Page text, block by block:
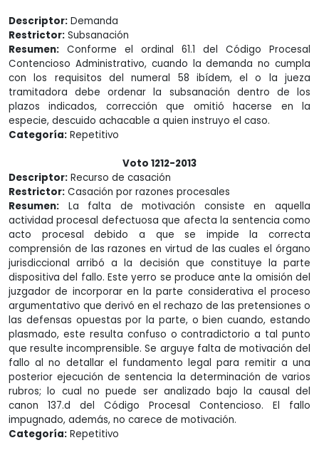
Descriptor: Demanda
Restrictor: Subsanación
Resumen: Conforme el ordinal 61.1 del Código Procesal
Contencioso Administrativo, cuando la demanda no cumpla
con los requisitos del numeral 58 ibídem, el o la jueza
tramitadora debe ordenar la subsanación dentro de los
plazos indicados, corrección que omitió hacerse en la
especie, descuido achacable a quien instruyo el caso.
Categoría: Repetitivo
Voto 1212-2013
Descriptor: Recurso de casación
Restrictor: Casación por razones procesales
Resumen: La falta de motivación consiste en aquella
actividad procesal defectuosa que afecta la sentencia como
acto procesal debido a que se impide la correcta
comprensión de las razones en virtud de las cuales el órgano
jurisdiccional arribó a la decisión que constituye la parte
dispositiva del fallo. Este yerro se produce ante la omisión del
juzgador de incorporar en la parte considerativa el proceso
argumentativo que derivó en el rechazo de las pretensiones o
las defensas opuestas por la parte, o bien cuando, estando
plasmado, este resulta confuso o contradictorio a tal punto
que resulte incomprensible. Se arguye falta de motivación del
fallo al no detallar el fundamento legal para remitir a una
posterior ejecución de sentencia la determinación de varios
rubros; lo cual no puede ser analizado bajo la causal del
canon 137.d del Código Procesal Contencioso. El fallo
impugnado, además, no carece de motivación.
Categoría: Repetitivo